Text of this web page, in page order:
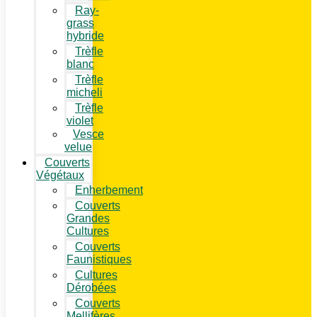
Ray-
grass
hybride
Trèfle
blanc
Trèfle
micheli
Trèfle
violet
Vesce
velue
Couverts
Végétaux
Enherbement
Couverts
Grandes
Cultures
Couverts
Faunistiques
Cultures
Dérobées
Couverts